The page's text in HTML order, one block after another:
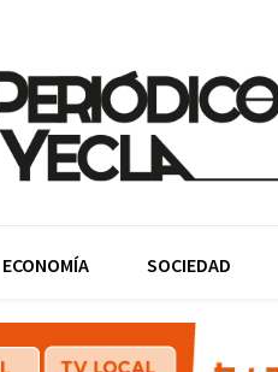
ECONOMÍA SOCIEDAD